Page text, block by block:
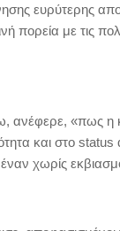
ευρύτερης
πορεία με τις
ανέφερε, «πως η
και στο status
χωρίς